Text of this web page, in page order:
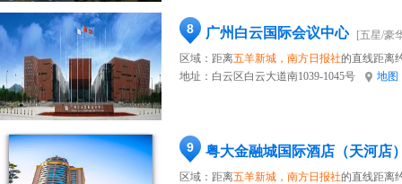
8 广州白云国际会议中心
[五星/豪
区域：距离五羊新城，南方日报社的直线距离
地址： 白云区白云大道南1039-1045号 地图
9 粤大金融城国际酒店（天河店
区域：距离五羊新城，南方日报社的直线距离